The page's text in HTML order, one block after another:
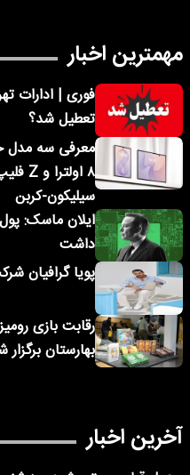
مهمترین اخبار
تعطیل شد؟
سیلیکون-کربن
داشت
پویا گرافیان
رقابت بازی
بهارستان
آخرین اخبار